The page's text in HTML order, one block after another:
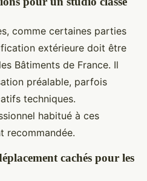
comme certaines parties
extérieure doit être
Bâtiments de France. Il
préalable, parfois
techniques.
habitué à ces
recommandée.
cachés pour les